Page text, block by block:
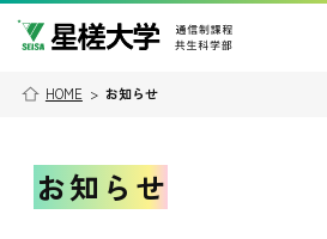
HOME > お知らせ
お知らせ